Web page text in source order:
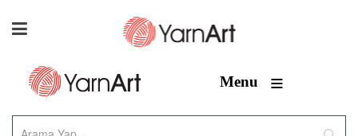
Menu ≡